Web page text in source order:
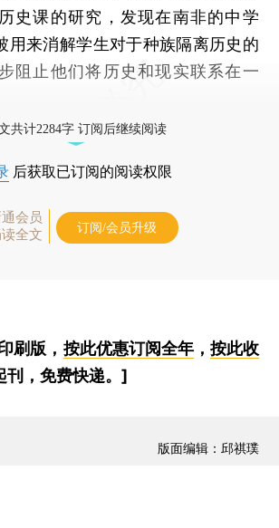
史课的研究，发现在南非的中学
用来消解学生对于种族隔离历史的
阻止他们将历史和现实联系在一
共计2284字 订阅后继续阅读
后获取已订阅的阅读权限
会员
全文
订阅/会员升级
刷版， 按此优惠订阅全年， 按此收
刊，免费快递。]
版面编辑：邱祺璞